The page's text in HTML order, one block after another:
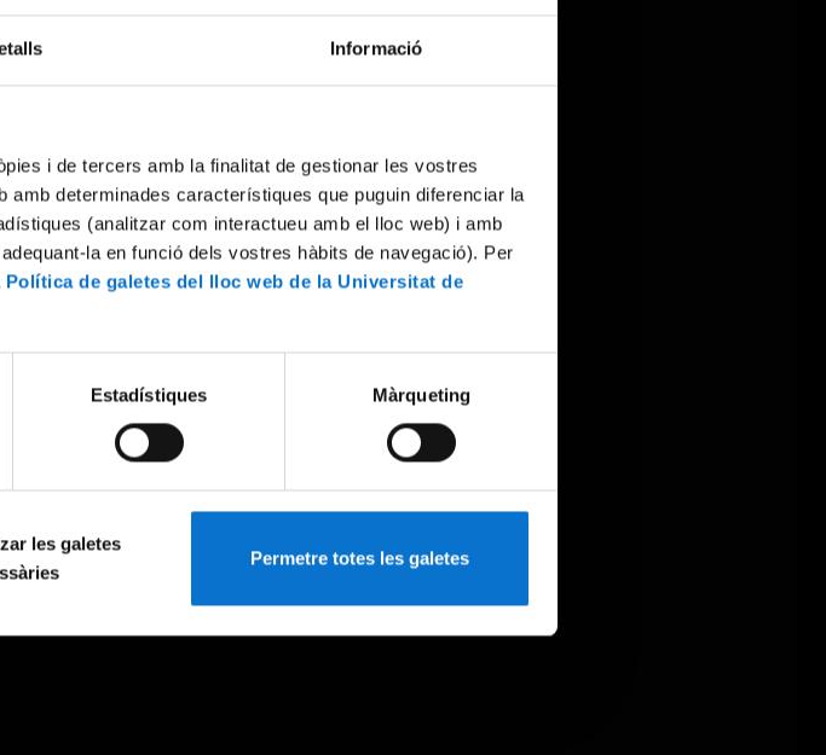
Informació
i de tercers amb la finalitat de gestionar les vostres
determinades característiques que puguin diferenciar la
(analitzar com interactueu amb el lloc web) i amb
la en funció dels vostres hàbits de navegació). Per
Política de galetes del lloc web de la Universitat de
Estadístiques Màrqueting
les galetes
Permetre totes les galetes
again